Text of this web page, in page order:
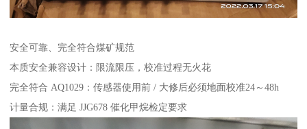
安全可靠、完全符合煤矿规范
本质安全兼容设计：限流限压，校准过程无火花
完全符合 AQ1029：传感器使用前 / 大修后必须地面校准24～48h
计量合规：满足 JJG678 催化甲烷检定要求